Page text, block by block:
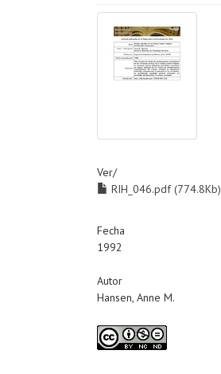
Ver/
RIH_046.pdf (774.8Kb)
Fecha
1992
Autor
Hansen, Anne M.